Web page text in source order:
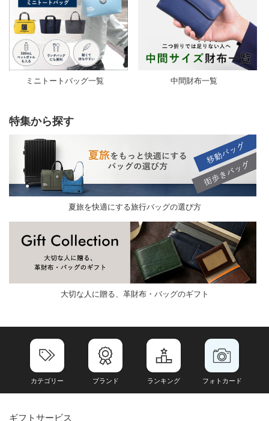
ミニトートバッグ一覧 中間財布一覧
特集から探す
夏旅を快適にする旅行バッグの選び方
大切な人に贈る、革財布・バッグのギフト
カテゴリー ブランド ランキング フォトカード
ギフトサービス